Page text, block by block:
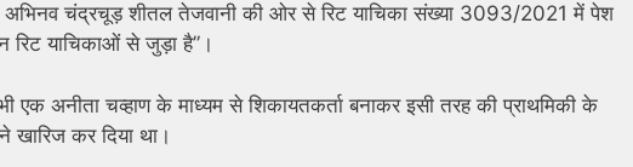
चंद्रचूड़ शीतल तेजवानी की ओर से रिट याचिका संख्या 3093/2021 में पेश
रिट याचिकाओं से जुड़ा है”।
एक अनीता चव्हाण के माध्यम से शिकायतकर्ता बनाकर इसी तरह की प्राथमिकी के
खारिज कर दिया था।